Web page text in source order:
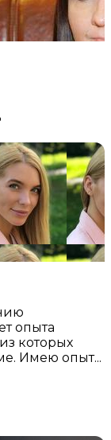
опыта
которых
Имею опыт...